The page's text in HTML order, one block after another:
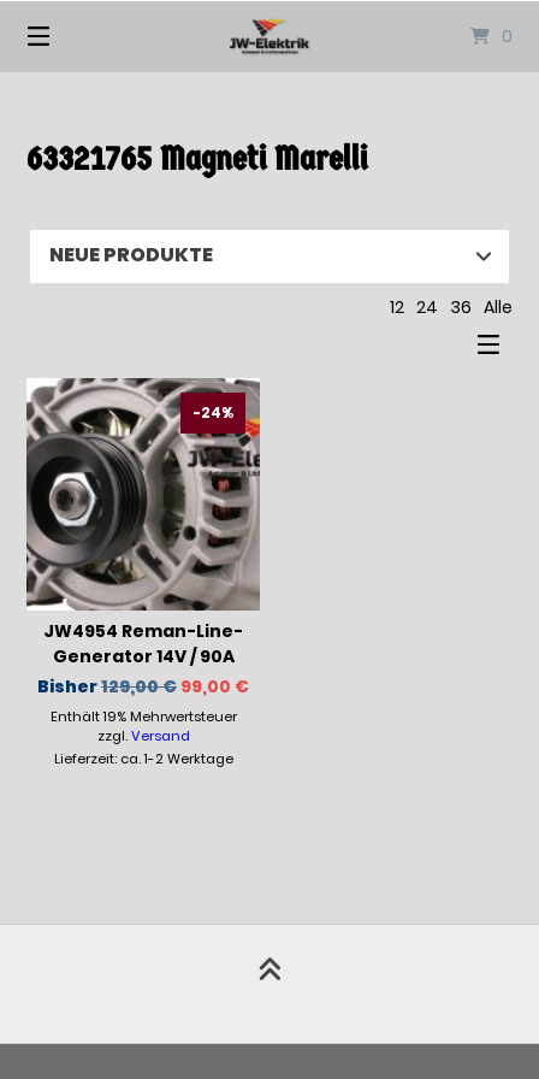
0
63321765 Magneti Marelli
12 24 36 Alle
-24%
JW4954 Reman-Line-
Generator 14V / 90A
Bisher129,00€Ursprünglicher
Preis
war:
129,00 €
99,00 €Aktueller
Enthält 19% Mehrwertsteuer
zzgl.Versand
Lieferzeit: ca. 1-2 Werktage